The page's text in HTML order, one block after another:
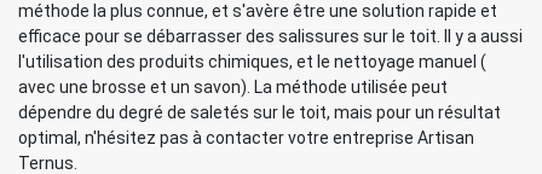
méthode la plus connue, et s'avère être une solution rapide et
efficace pour se débarrasser des salissures sur le toit. Il y a aussi
l'utilisation des produits chimiques, et le nettoyage manuel (
avec une brosse et un savon). La méthode utilisée peut
dépendre du degré de saletés sur le toit, mais pour un résultat
optimal, n'hésitez pas à contacter votre entreprise Artisan
Ternus.